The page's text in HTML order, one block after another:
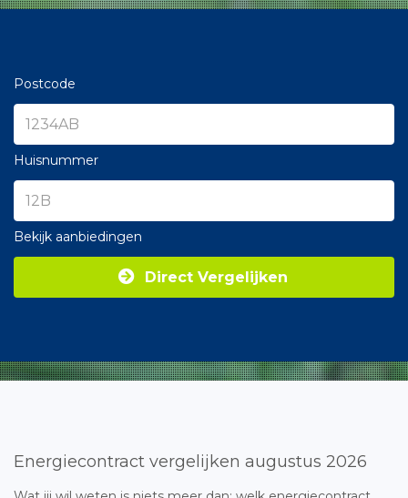
Postcode
Huisnummer
Bekijk aanbiedingen
Direct Vergelijken
Energiecontract vergelijken augustus 2026